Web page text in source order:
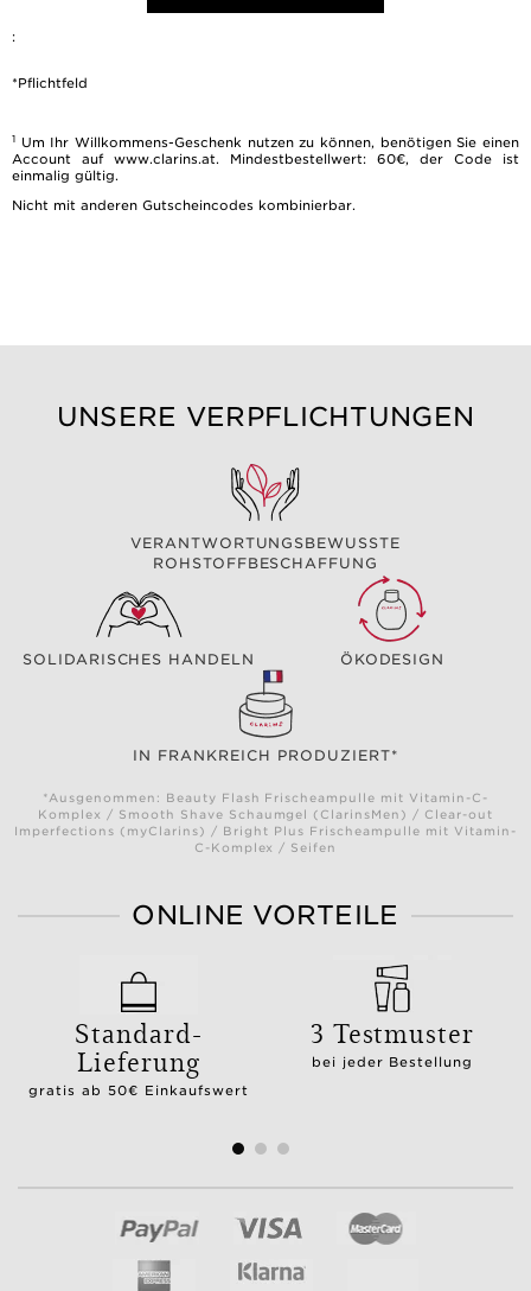
:
*Pflichtfeld
1 Um Ihr Willkommens-Geschenk nutzen zu können, benötigen Sie einen
Account auf www.clarins.at. Mindestbestellwert: 60€, der Code ist
einmalig gültig.
Nicht mit anderen Gutscheincodes kombinierbar.
UNSERE VERPFLICHTUNGEN
VERANTWORTUNGSBEWUSSTE
ROHSTOFFBESCHAFFUNG
SOLIDARISCHES HANDELN ÖKODESIGN
IN FRANKREICH PRODUZIERT*
*Ausgenommen: Beauty Flash Frischeampulle mit Vitamin-C-
Komplex / Smooth Shave Schaumgel (ClarinsMen) / Clear-out
Imperfections (myClarins) / Bright Plus Frischeampulle mit Vitamin-
C-Komplex / Seifen
ONLINE VORTEILE
Standard-
Lieferung
gratis ab 50€ Einkaufswert
3 Testmuster
bei jeder Bestellung